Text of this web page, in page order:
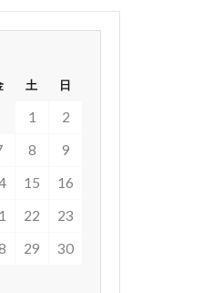
土 日
1
2
8
9
15
16
22
23
29
30